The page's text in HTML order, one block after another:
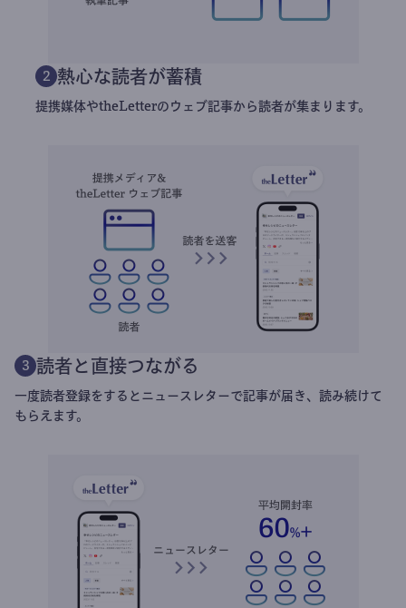
2 熱心な読者が蓄積
提携媒体やtheLetterのウェブ記事から読者が集まります。
3 読者と直接つながる
一度読者登録をするとニュースレターで記事が届き、読み続けて
もらえます。